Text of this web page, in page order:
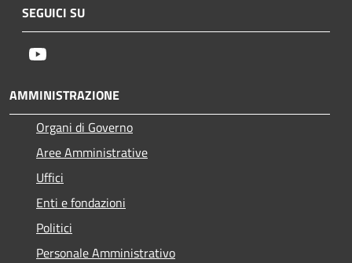
SEGUICI SU
AMMINISTRAZIONE
Organi di Governo
Aree Amministrative
Uffici
Enti e fondazioni
Politici
Personale Amministrativo